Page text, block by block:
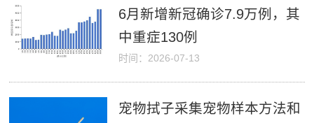
6月新增新冠确诊7.9万例，其
中重症130例
时间：2026-07-13
宠物拭子采集宠物样本方法和